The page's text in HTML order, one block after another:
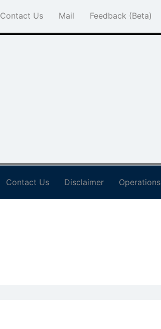
Contact Us Mail Feedback (Beta)
Contact Us Disclaimer Operations